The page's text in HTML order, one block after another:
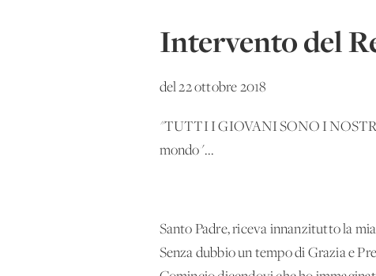
Intervento del
del 22 ottobre 2018
"TUTTI I GIOVANI SONO I
mondo"...
Santo Padre, riceva innanzitutto la
Senza dubbio un tempo di Grazia e